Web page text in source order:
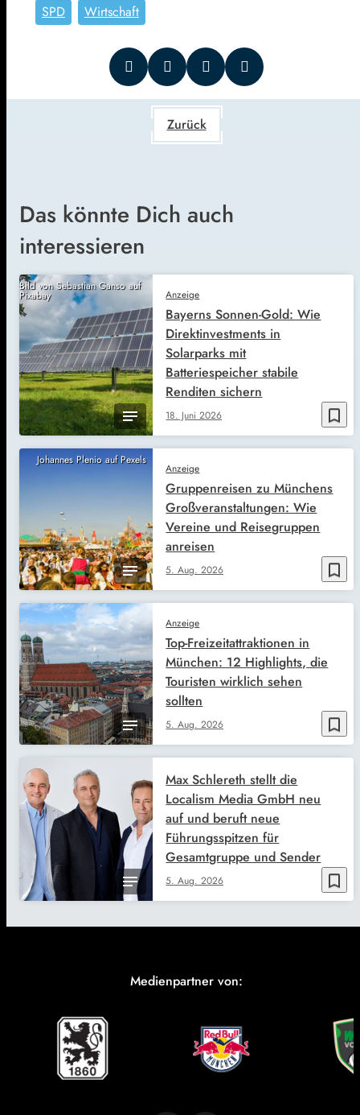
SPD
Wirtschaft
Zurück
Das könnte Dich auch
interessieren
Bild von Sebastian Ganso auf
Pixabay
bookmark_border
Anzeige
18. Juni 2026
Bayerns Sonnen-Gold: Wie
Direktinvestments in
Solarparks mit
Batteriespeicher stabile
Renditen sichern
Johannes Plenio auf Pexels
bookmark_border
Anzeige
5. Aug. 2026
Gruppenreisen zu Münchens
Großveranstaltungen: Wie
Vereine und Reisegruppen
anreisen
bookmark_border
Anzeige
5. Aug. 2026
Top-Freizeitattraktionen in
München: 12 Highlights, die
Touristen wirklich sehen
sollten
bookmark_border
5. Aug. 2026
Max Schlereth stellt die
Localism Media GmbH neu
auf und beruft neue
Führungsspitzen für
Gesamtgruppe und Sender
Medienpartner von: